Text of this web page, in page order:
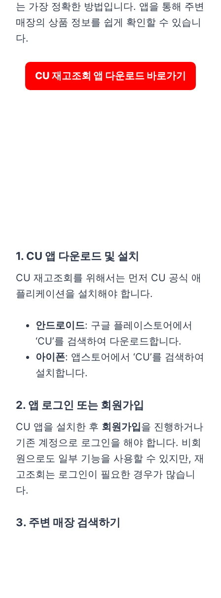
는 가장 정확한 방법입니다. 앱을 통해 주변
매장의 상품 정보를 쉽게 확인할 수 있습니
다.
CU 재고조회 앱 다운로드 바로가기
1. CU 앱 다운로드 및 설치
CU 재고조회를 위해서는 먼저 CU 공식 애
플리케이션을 설치해야 합니다.
안드로이드: 구글 플레이스토어에서
‘CU’를 검색하여 다운로드합니다.
아이폰: 앱스토어에서 ‘CU’를 검색하여
설치합니다.
2. 앱 로그인 또는 회원가입
CU 앱을 설치한 후 회원가입을 진행하거나
기존 계정으로 로그인을 해야 합니다. 비회
원으로도 일부 기능을 사용할 수 있지만, 재
고조회는 로그인이 필요한 경우가 많습니
다.
3. 주변 매장 검색하기